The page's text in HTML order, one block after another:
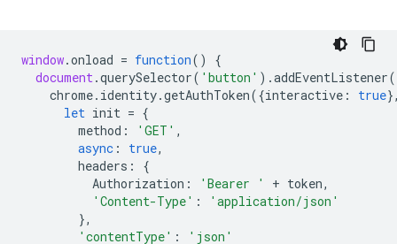
window.onload = function()
{
document.querySelector( 'button' ).addEventListener(
chrome. identity.getAuthToken({interactive : true
let init = {
method : 'GET' ,
async : true,
headers :
{
Authorization : 'Bearer ' + token,
'Content-Type' :
'application/json'
},
'contentType' :
'json'